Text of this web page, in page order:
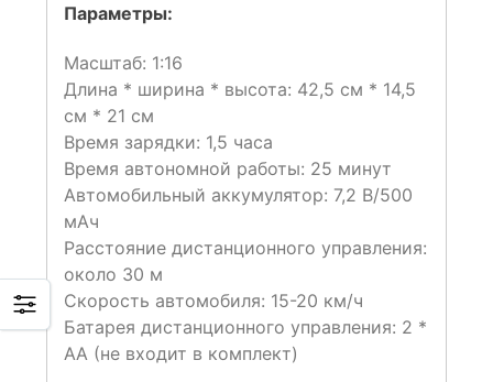
Параметры:
Масштаб: 1:16
Длина * ширина * высота: 42,5 см * 14,5
см * 21 см
Время зарядки: 1,5 часа
Время автономной работы: 25 минут
Автомобильный аккумулятор: 7,2 В/500
мАч
Расстояние дистанционного управления:
около 30 м
Скорость автомобиля: 15-20 км/ч
Батарея дистанционного управления: 2 *
AA (не входит в комплект)